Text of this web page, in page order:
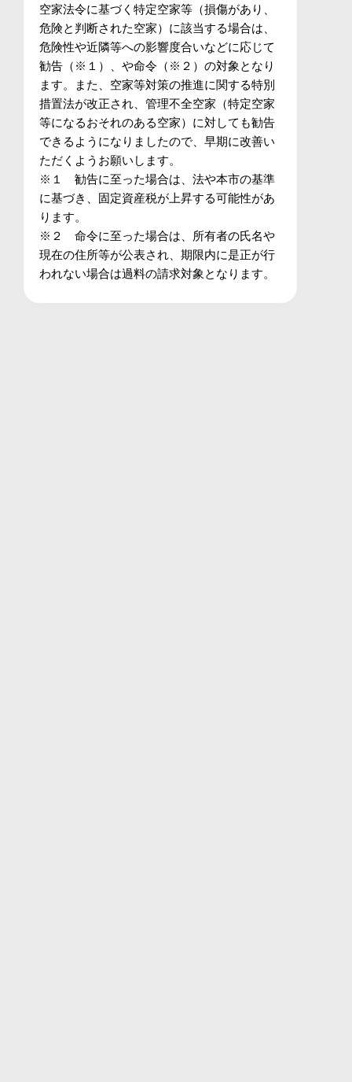
空家法令に基づく特定空家等（損傷があり、
危険と判断された空家）に該当する場合は、
危険性や近隣等への影響度合いなどに応じて
勧告（※１）、や命令（※２）の対象となり
ます。また、空家等対策の推進に関する特別
措置法が改正され、管理不全空家（特定空家
等になるおそれのある空家）に対しても勧告
できるようになりましたので、早期に改善い
ただくようお願いします。
※１ 勧告に至った場合は、法や本市の基準
に基づき、固定資産税が上昇する可能性があ
ります。
※２ 命令に至った場合は、所有者の氏名や
現在の住所等が公表され、期限内に是正が行
われない場合は過料の請求対象となります。